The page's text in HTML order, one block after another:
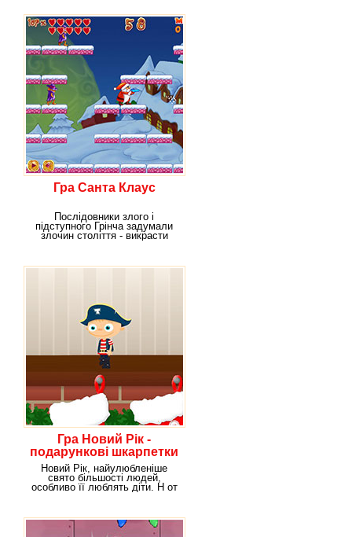
Гра Санта Клаус
Послідовники злого і
підступного Грінча задумали
злочин століття - викрасти
Гра Новий Рік -
подарункові шкарпетки
Новий Рік, найулюбленіше
свято більшості людей,
особливо її люблять діти. Н от